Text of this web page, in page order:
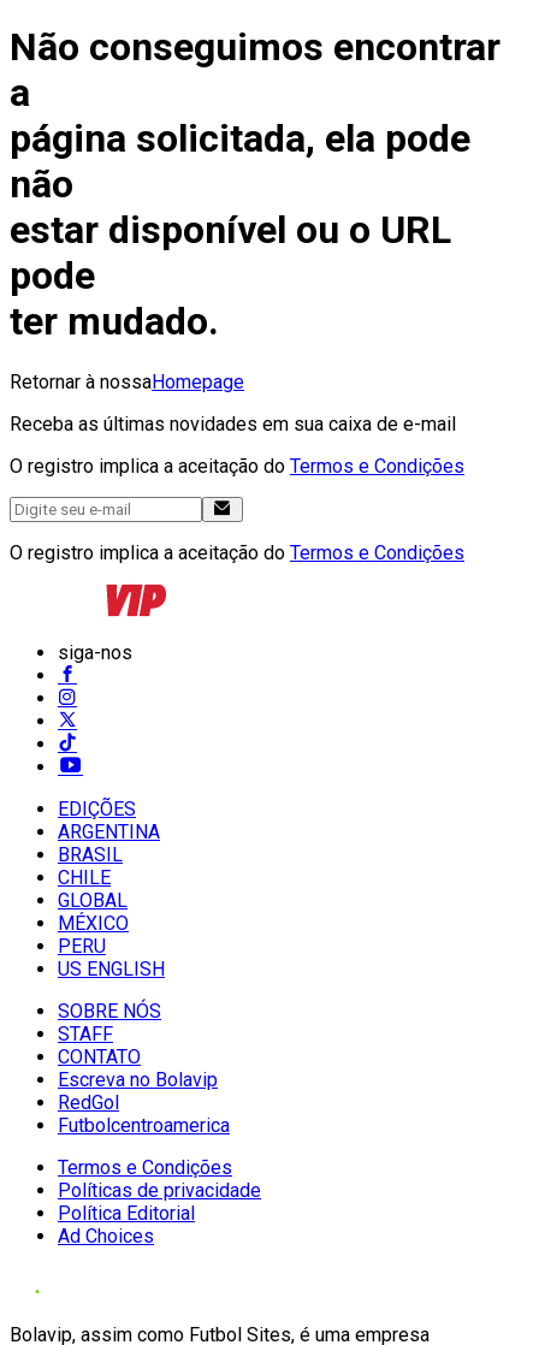
Não conseguimos encontrar
a
página solicitada, ela pode
não
estar disponível ou o URL
pode
ter mudado.
Retornar à nossaHomepage
Receba as últimas novidades em sua caixa de e-mail
O registro implica a aceitação do Termos e Condições
O registro implica a aceitação do Termos e Condições
siga-nos
EDIÇÕES
ARGENTINA
BRASIL
CHILE
GLOBAL
MÉXICO
PERU
US ENGLISH
SOBRE NÓS
STAFF
CONTATO
Escreva no Bolavip
RedGol
Futbolcentroamerica
Termos e Condições
Políticas de privacidade
Política Editorial
Ad Choices
Bolavip, assim como Futbol Sites, é uma empresa